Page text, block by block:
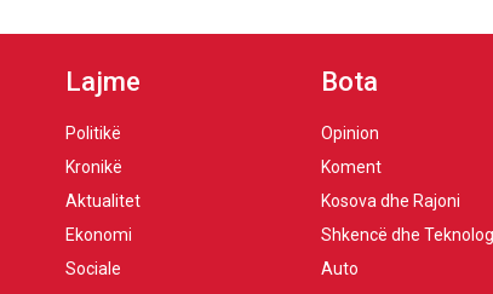
Lajme
Politikë
Kronikë
Aktualitet
Ekonomi
Sociale
Bota
Opinion
Koment
Kosova dhe Rajoni
Shkencë dhe
Auto